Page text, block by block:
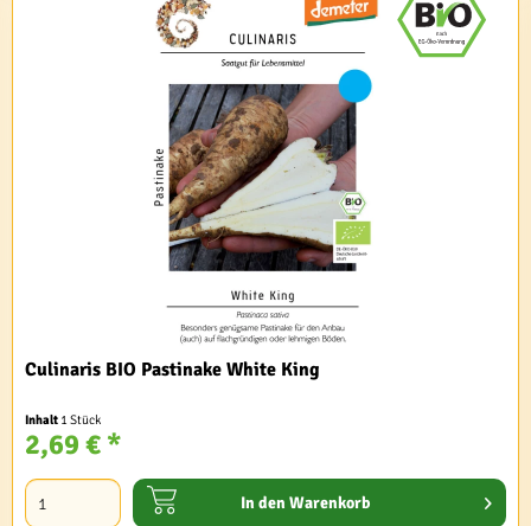
Culinaris BIO Pastinake White King
Inhalt 1 Stück
2,69 € *
In den Warenkorb